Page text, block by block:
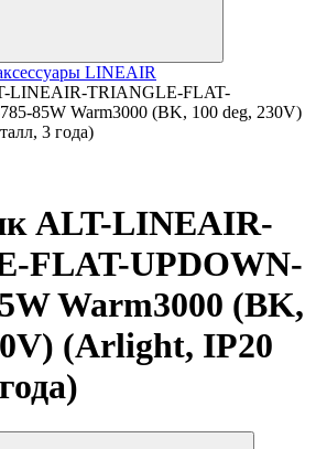
LINEAIR
LINEAIR-TRIANGLE-FLAT-
85W Warm3000 (BK, 100 deg, 230V)
3 года)
ALT-LINEAIR-
FLAT-UPDOWN-
Warm3000 (BK,
(Arlight, IP20